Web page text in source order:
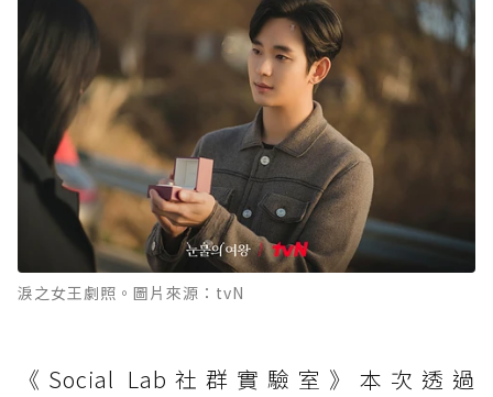
淚之女王劇照。圖片來源：tvN
《Social Lab社群實驗室》本次透過